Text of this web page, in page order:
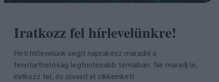
Iratkozz fel hírlevelünkre!
Heti hírlevelünk segít naprakész maradni a
fenntarthatóság legfontosabb témáiban. Ne maradj le,
iratkozz fel, és olvasd el cikkeinket!